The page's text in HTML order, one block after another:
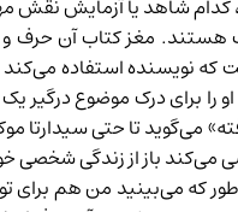
کدام شاهد یا آزمایش نقش
مغز کتاب آن حرف و
که نویسنده استفاده
او را برای درک موضوع
» می‌گوید تا حتی سیدارتا
می‌کند باز از زندگی
که می‌بینید من هم